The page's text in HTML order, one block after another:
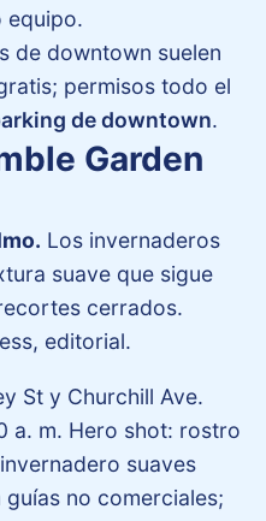
equipo.
de downtown suelen
permisos todo el
de downtown.
Garden
Los invernaderos
suave que sigue
cerrados.
editorial.
St y Churchill Ave.
a. m. Hero shot: rostro
suaves
no comerciales;